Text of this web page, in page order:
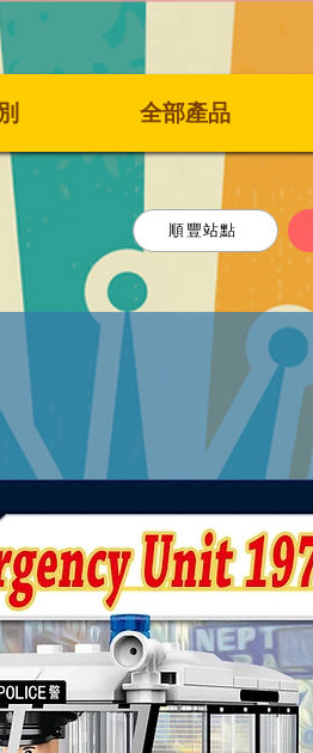
全部產品
順豐站點